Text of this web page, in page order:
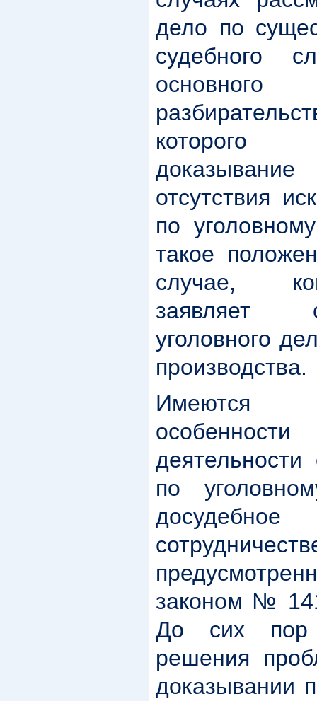
дело по
судебного
основного
которого
отсутствия
по
такое
случае,
заявляет
уголовного
производства.
Имеются
особенности
по
законом №
До сих пор
решения
доказывании